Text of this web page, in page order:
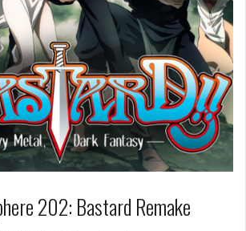
202: Bastard Remake